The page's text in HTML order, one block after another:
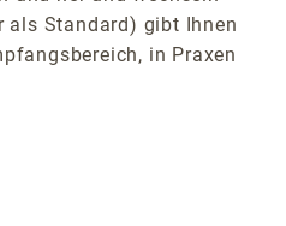
als Standard) gibt Ihnen
in Praxen